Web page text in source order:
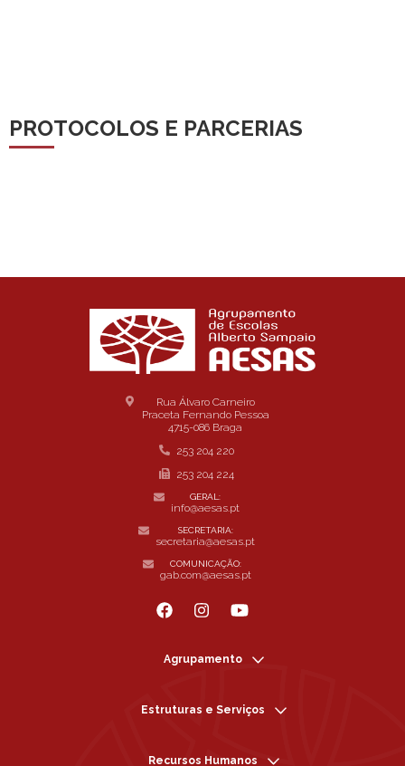
PROTOCOLOS E PARCERIAS
Rua Álvaro Carneiro
Praceta Fernando Pessoa
4715-086 Braga
253 204 220
253 204 224
GERAL:
info@aesas.pt
SECRETARIA:
secretaria@aesas.pt
COMUNICAÇÃO:
gab.com@aesas.pt
Agrupamento
Estruturas e Serviços
Recursos Humanos